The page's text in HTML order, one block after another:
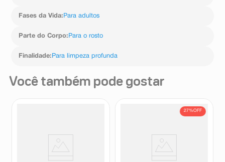
Fases da Vida: Para adultos
Parte do Corpo: Para o rosto
Finalidade: Para limpeza profunda
Você também pode gostar
27%OFF